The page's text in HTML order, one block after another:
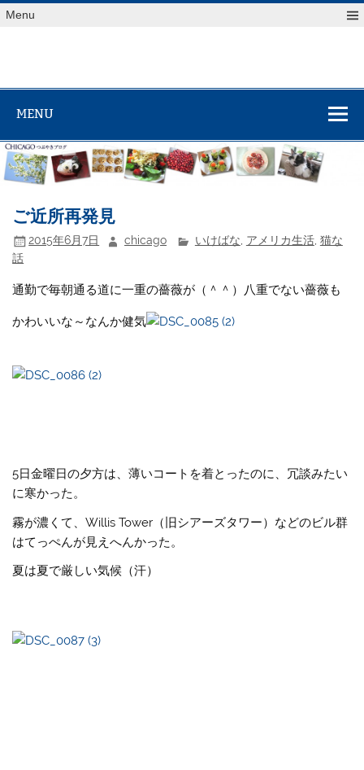
Skip
toMenu
MENU
ご近所再発見
2015年6月7日 chicago いけばな アメリカ生活, 猫な
話
通勤で毎朝通る道に一重の薔薇が（＾＾）八重でない薔薇も
かわいいな～なんか健気
5日金曜日の夕方は、薄いコートを着とったのに、冗談みたい
に寒かった。
霧が濃くて、Willis Tower（旧シアーズタワー）などのビル群
はてっぺんが見えへんかった。
夏は夏で厳しい気候（汗）